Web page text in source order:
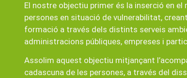
El nostre objectiu primer és la inserció en
persones en situació de vulnerabilitat,
formació a través dels distints serveis
administracions públiques, empreses i
Assolim aquest objectiu mitjançant
cadascuna de les persones, a través del